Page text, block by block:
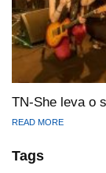
TN-She leva o
READ MORE
Tags